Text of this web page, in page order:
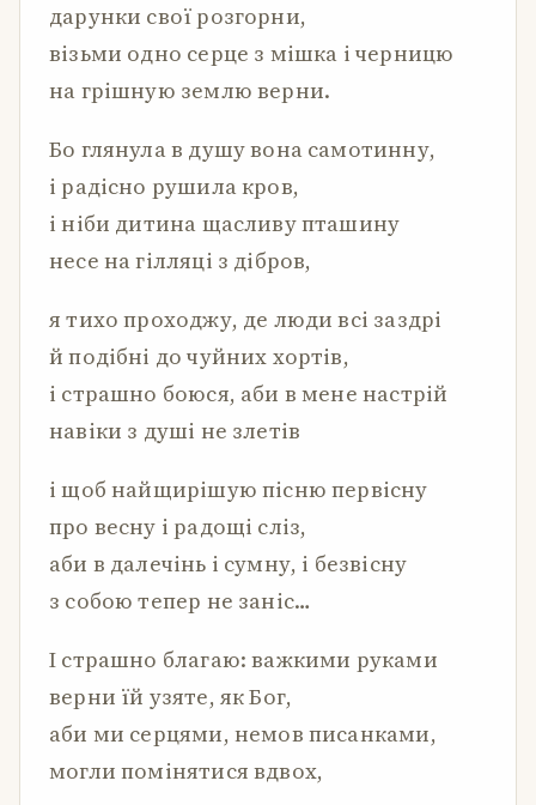
дарунки свої розгорни,
візьми одно серце з мішка і черницю
на грішную землю верни.
Бо глянула в душу вона самотинну,
і радісно рушила кров,
і ніби дитина щасливу пташину
несе на гілляці з дібров,
я тихо проходжу, де люди всі заздрі
й подібні до чуйних хортів,
і страшно боюся, аби в мене настрій
навіки з душі не злетів
і щоб найщирішую пісню первісну
про весну і радощі сліз,
аби в далечінь і сумну, і безвісну
з собою тепер не заніс…
І страшно благаю: важкими руками
верни їй узяте, як Бог,
аби ми серцями, немов писанками,
могли помінятися вдвох,